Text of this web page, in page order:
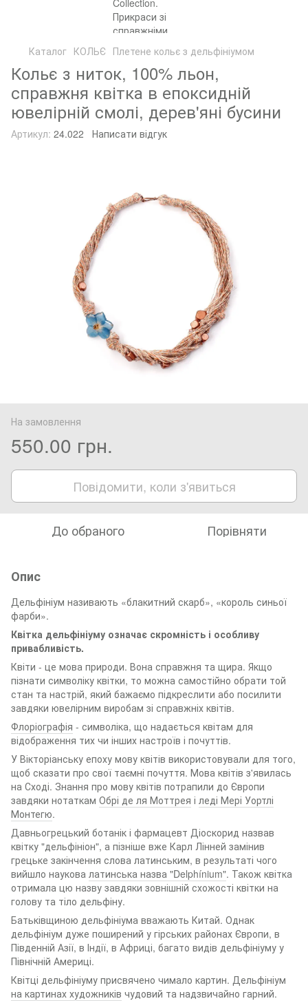
Каталог КОЛЬЄ Плетене кольє з дельфініумом
Кольє з ниток, 100% льон,
справжня квітка в епоксидній
ювелірній смолі, дерев'яні бусини
Артикул: 24.022 Написати відгук
На замовлення
550.00 грн.
Повідомити, коли з'явиться
До обраного Порівняти
Опис
Дельфініум називають «блакитний скарб», «король синьої
фарби».
Квітка дельфініуму означає скромність і особливу
привабливість.
Квіти - це мова природи. Вона справжня та щира. Якщо
пізнати символіку квітки, то можна самостійно обрати той
стан та настрій, який бажаємо підкреслити або посилити
завдяки ювелірним виробам зі справжніх квітів.
Флоріографія - символіка, що надається квітам для
відображення тих чи інших настроїв і почуттів.
У Вікторіанську епоху мову квітів використовували для того,
щоб сказати про свої таємні почуття. Мова квітів з'явилась
на Сході. Знання про мову квітів потрапили до Європи
завдяки нотаткам Обрі де ля Моттрея і леді Мері Уортлі
Монтегю.
Давньогрецький ботанік і фармацевт Діоскорид назвав
квітку "дельфініон", а пізніше вже Карл Лінней замінив
грецьке закінчення слова латинським, в результаті чого
вийшло наукова латинська назва "Delphínium". Також квітка
отримала цю назву завдяки зовнішній схожості квітки на
голову та тіло дельфіну.
Батьківщиною дельфініума вважають Китай. Однак
дельфініум дуже поширений у гірських районах Європи, в
Південній Азії, в Індії, в Африці, багато видів дельфініуму у
Північній Америці.
Квітці дельфініуму присвячено чимало картин. Дельфініум
на картинах художників чудовий та надзвичайно гарний.